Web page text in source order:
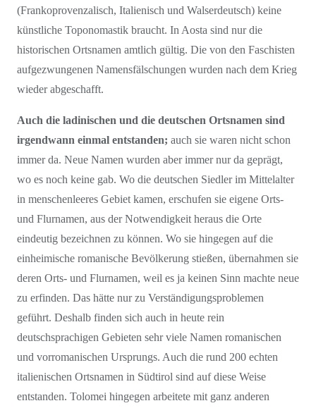
(Frankoprovenzalisch, Italienisch und Walserdeutsch) keine
künstliche Toponomastik braucht. In Aosta sind nur die
historischen Ortsnamen amtlich gültig. Die von den Faschisten
aufgezwungenen Namensfälschungen wurden nach dem Krieg
wieder abgeschafft.
Auch die ladinischen und die deutschen Ortsnamen sind
irgendwann einmal entstanden; auch sie waren nicht schon
immer da. Neue Namen wurden aber immer nur da geprägt,
wo es noch keine gab. Wo die deutschen Siedler im Mittelalter
in menschenleeres Gebiet kamen, erschufen sie eigene Orts-
und Flurnamen, aus der Notwendigkeit heraus die Orte
eindeutig bezeichnen zu können. Wo sie hingegen auf die
einheimische romanische Bevölkerung stießen, übernahmen sie
deren Orts- und Flurnamen, weil es ja keinen Sinn machte neue
zu erfinden. Das hätte nur zu Verständigungsproblemen
geführt. Deshalb finden sich auch in heute rein
deutschsprachigen Gebieten sehr viele Namen romanischen
und vorromanischen Ursprungs. Auch die rund 200 echten
italienischen Ortsnamen in Südtirol sind auf diese Weise
entstanden. Tolomei hingegen arbeitete mit ganz anderen